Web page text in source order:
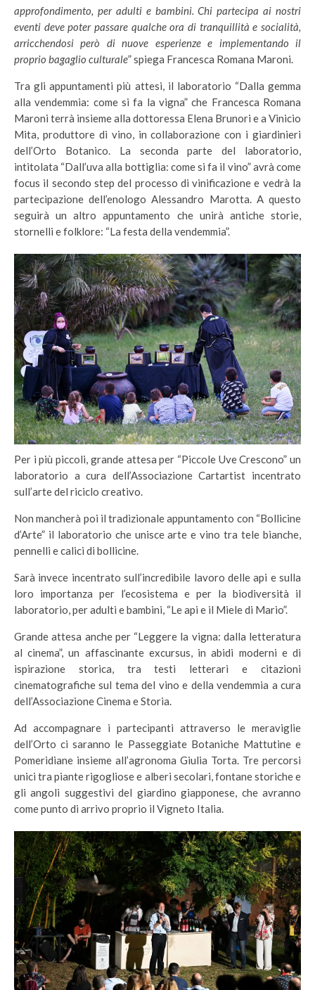
approfondimento, per adulti e bambini. Chi partecipa ai nostri
eventi deve poter passare qualche ora di tranquillità e socialità,
arricchendosi però di nuove esperienze e implementando il
proprio bagaglio culturale” spiega Francesca Romana Maroni.
Tra gli appuntamenti più attesi, il laboratorio “Dalla gemma
alla vendemmia: come si fa la vigna” che Francesca Romana
Maroni terrà insieme alla dottoressa Elena Brunori e a Vinicio
Mita, produttore di vino, in collaborazione con i giardinieri
dell’Orto Botanico. La seconda parte del laboratorio,
intitolata “Dall’uva alla bottiglia: come si fa il vino” avrà come
focus il secondo step del processo di vinificazione e vedrà la
partecipazione dell’enologo Alessandro Marotta. A questo
seguirà un altro appuntamento che unirà antiche storie,
stornelli e folklore: “La festa della vendemmia”.
Per i più piccoli, grande attesa per “Piccole Uve Crescono” un
laboratorio a cura dell’Associazione Cartartist incentrato
sull’arte del riciclo creativo.
Non mancherà poi il tradizionale appuntamento con “Bollicine
d’Arte” il laboratorio che unisce arte e vino tra tele bianche,
pennelli e calici di bollicine.
Sarà invece incentrato sull’incredibile lavoro delle api e sulla
loro importanza per l’ecosistema e per la biodiversità il
laboratorio, per adulti e bambini, “Le api e il Miele di Mario”.
Grande attesa anche per “Leggere la vigna: dalla letteratura
al cinema”, un affascinante excursus, in abidi moderni e di
ispirazione storica, tra testi letterari e citazioni
cinematografiche sul tema del vino e della vendemmia a cura
dell’Associazione Cinema e Storia.
Ad accompagnare i partecipanti attraverso le meraviglie
dell’Orto ci saranno le Passeggiate Botaniche Mattutine e
Pomeridiane insieme all’agronoma Giulia Torta. Tre percorsi
unici tra piante rigogliose e alberi secolari, fontane storiche e
gli angoli suggestivi del giardino giapponese, che avranno
come punto di arrivo proprio il Vigneto Italia.